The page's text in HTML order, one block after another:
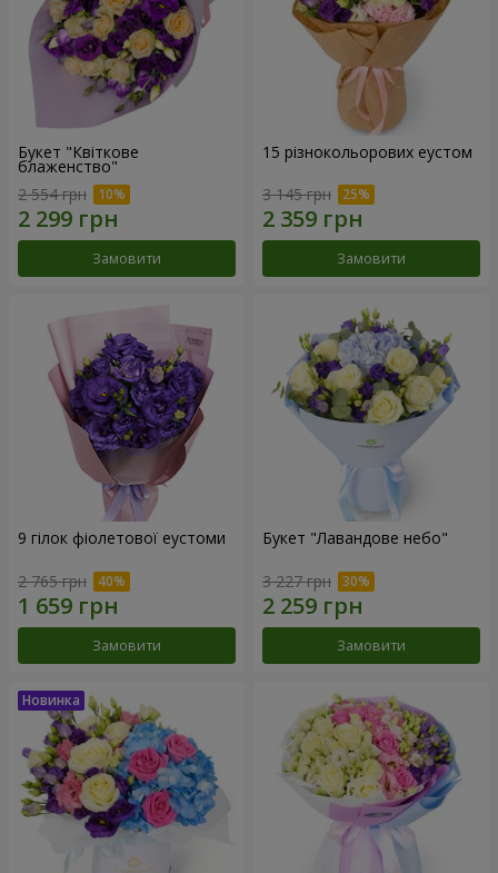
Букет "Квіткове
блаженство"
2 554 грн
Замовити
15 різнокольорових еустом
3 145 грн
Замовити
9 гілок фіолетової еустоми
2 765 грн
Замовити
Букет "Лавандове небо"
3 227 грн
Замовити